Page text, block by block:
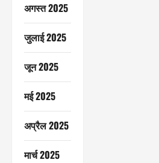
अगस्त 2025
जुलाई 2025
जून 2025
मई 2025
अप्रैल 2025
मार्च 2025